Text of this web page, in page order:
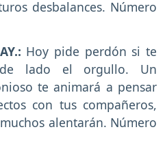
desbalances. Número
Hoy pide perdón si te
lado el orgullo. Un
te animará a pensar
con tus compañeros,
alentarán. Número